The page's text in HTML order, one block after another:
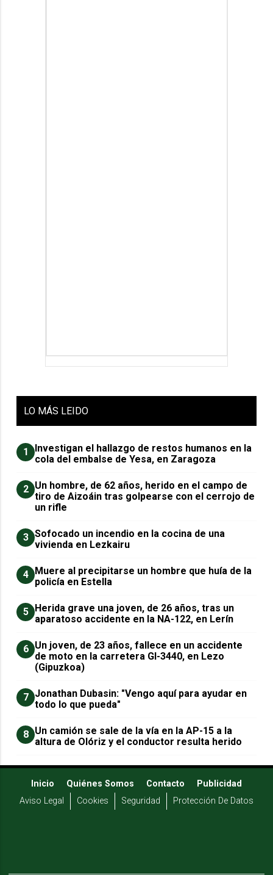
LO MÁS LEIDO
1
Investigan el hallazgo de restos humanos en la
cola del embalse de Yesa, en Zaragoza
2 Un hombre, de 62 años, herido en el campo de
tiro de Aizoáin tras golpearse con el cerrojo de
un rifle
3 Sofocado un incendio en la cocina de una
vivienda en Lezkairu
4 Muere al precipitarse un hombre que huía de la
policía en Estella
5 Herida grave una joven, de 26 años, tras un
aparatoso accidente en la NA-122, en Lerín
6 Un joven, de 23 años, fallece en un accidente
de moto en la carretera GI-3440, en Lezo
(Gipuzkoa)
7 Jonathan Dubasin: "Vengo aquí para ayudar en
todo lo que pueda"
8 Un camión se sale de la vía en la AP-15 a la
altura de Olóriz y el conductor resulta herido
Inicio Quiénes Somos Contacto
Publicidad
Aviso Legal
Cookies Seguridad Protección De Datos